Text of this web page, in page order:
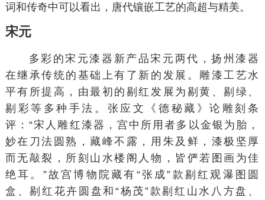
词和传奇中可以看出，唐代镶嵌工艺的高超与精美。
宋元
多彩的宋元漆器新产品宋元两代，扬州漆器
在继承传统的基础上有了新的发展。雕漆工艺水
平有所提高，由最初的剔红发展为剔黄、剔绿、
剔彩等多种手法。 张应文
《德秘藏》论雕刻条
评：“宋人雕红漆器，宫中所用者多以金银为胎，
妙在刀法圆熟，藏峰不露，用朱及鲜，漆极坚厚
而无敲裂，所刻山水楼阁人物，皆俨若图画为佳
绝耳。”故宫博物院藏有“张成”款剔红观瀑图圆
盒、剔红花卉圆盘和“杨茂”款剔红山水八 方盘 、